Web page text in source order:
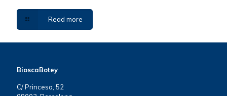
Read more
BioscaBotey
C/ Princesa, 52